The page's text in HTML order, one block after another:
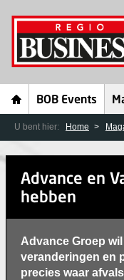
BOB Events
U bent hier: Home
Advance en
hebben
Advance Groep
veranderingen en
precies waar